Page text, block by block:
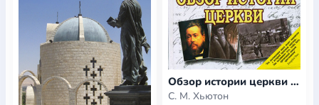
Обзор истории церкви (e-book)
С. М. Хьютон